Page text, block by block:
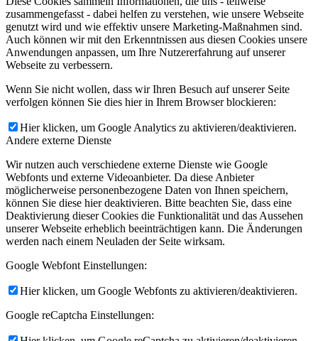
zusammengefasst - dabei helfen zu verstehen, wie unsere Webseite
genutzt wird und wie effektiv unsere Marketing-Maßnahmen sind.
Auch können wir mit den Erkenntnissen aus diesen Cookies unsere
Anwendungen anpassen, um Ihre Nutzererfahrung auf unserer
Webseite zu verbessern.
Wenn Sie nicht wollen, dass wir Ihren Besuch auf unserer Seite
verfolgen können Sie dies hier in Ihrem Browser blockieren:
Hier klicken, um Google Analytics zu aktivieren/deaktivieren.
Andere externe Dienste
Wir nutzen auch verschiedene externe Dienste wie Google
Webfonts und externe Videoanbieter. Da diese Anbieter
möglicherweise personenbezogene Daten von Ihnen speichern,
können Sie diese hier deaktivieren. Bitte beachten Sie, dass eine
Deaktivierung dieser Cookies die Funktionalität und das Aussehen
unserer Webseite erheblich beeinträchtigen kann. Die Änderungen
werden nach einem Neuladen der Seite wirksam.
Google Webfont Einstellungen:
Hier klicken, um Google Webfonts zu aktivieren/deaktivieren.
Google reCaptcha Einstellungen: